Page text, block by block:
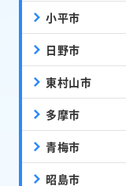
小平市
日野市
東村山市
多摩市
青梅市
昭島市